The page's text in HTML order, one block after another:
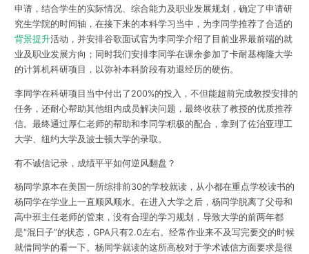
申请，结合学生的实际情况、综合能力及职业发展规划，确定了申请研
究生学院的时间轴，在接下来的本科学习当中，为李同学推荐了合适的
背景提升活动 ，并安排谷歌面试官为李同学介绍了目前业界最前端的就
业及职业发展方向；同时我们安排李同学在课余参加了卡耐基梅隆大学
的计算机科研项目 ，以弥补本科阶段有劝退经历的硬伤。
李同学在科研项目当中付出了200%的投入，不但能超前完成教授安排的
任务，还耐心帮助其他组内成员解决问题， 最终收获了教授的优质推荐
信。最终通过厚仁老师的帮助和李同学积极的配合，拿到了佐治亚理工
大学、纽约大学及波士顿大学的录取。
有不诚信记录，成绩平平如何逆风翻盘？
杨同学原本在美国一所综排前30的学校就读，从小都在重点学校读书的
杨同学在学业上一直顺风顺水。在进入大学之后，杨同学脱离了父母和
高中班主任老师的管束，没有合理的学习规划，导致大学的前两年都
是“混日子”的状态，GPA只有2.0左右。经常作业来不及写完要交的时候
就借同学的看一下。杨同学就读的这所高校对于学术诚信方面要求是很